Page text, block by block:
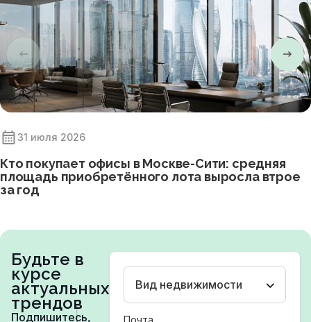
31 июля 2026
Кто покупает офисы в Москве-Сити: средняя
площадь приобретённого лота выросла втрое
за год
Будьте в
курсе
актуальных
трендов
Подпишитесь,
Вид недвижимости
Почта